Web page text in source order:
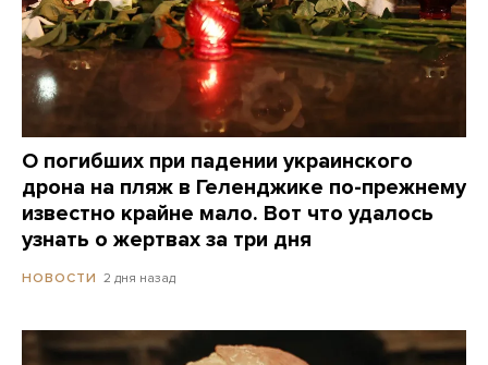
О погибших при падении украинского
дрона на пляж в Геленджике по-прежнему
известно крайне мало. Вот что удалось
узнать о жертвах за три дня
НОВОСТИ 2 дня назад